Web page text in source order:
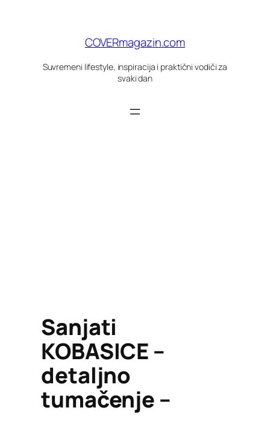
COVERmagazin.com
Suvremeni lifestyle, inspiracija i praktični vodiči za
svaki dan
Sanjati
KOBASICE –
detaljno
tumačenje –